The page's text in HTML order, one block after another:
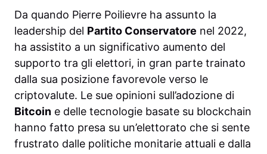
Da quando Pierre Poilievre ha assunto la
leadership del Partito Conservatore nel 2022,
ha assistito a un significativo aumento del
supporto tra gli elettori, in gran parte trainato
dalla sua posizione favorevole verso le
criptovalute. Le sue opinioni sull’adozione di
Bitcoin e delle tecnologie basate su blockchain
hanno fatto presa su un’elettorato che si sente
frustrato dalle politiche monitarie attuali e dalla